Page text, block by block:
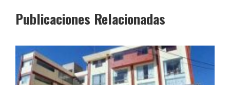
Publicaciones Relacionadas